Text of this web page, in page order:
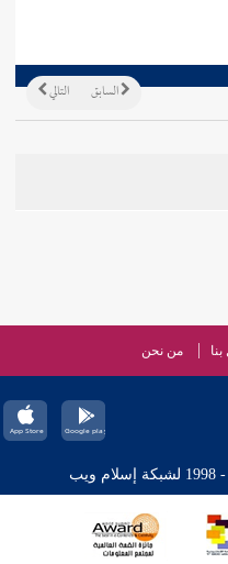
التالي السابق
من نحن